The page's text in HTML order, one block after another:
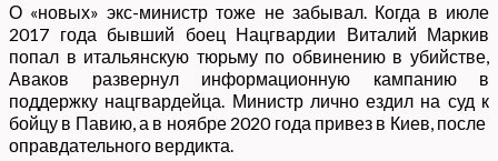
О «новых» экс-министр тоже не забывал. Когда в июле
2017 года бывший боец Нацгвардии Виталий Маркив
попал в итальянскую тюрьму по обвинению в убийстве,
Аваков развернул информационную кампанию в
поддержку нацгвардейца. Министр лично ездил на суд к
бойцу в Павию, а в ноябре 2020 года привез в Киев, после
оправдательного вердикта.